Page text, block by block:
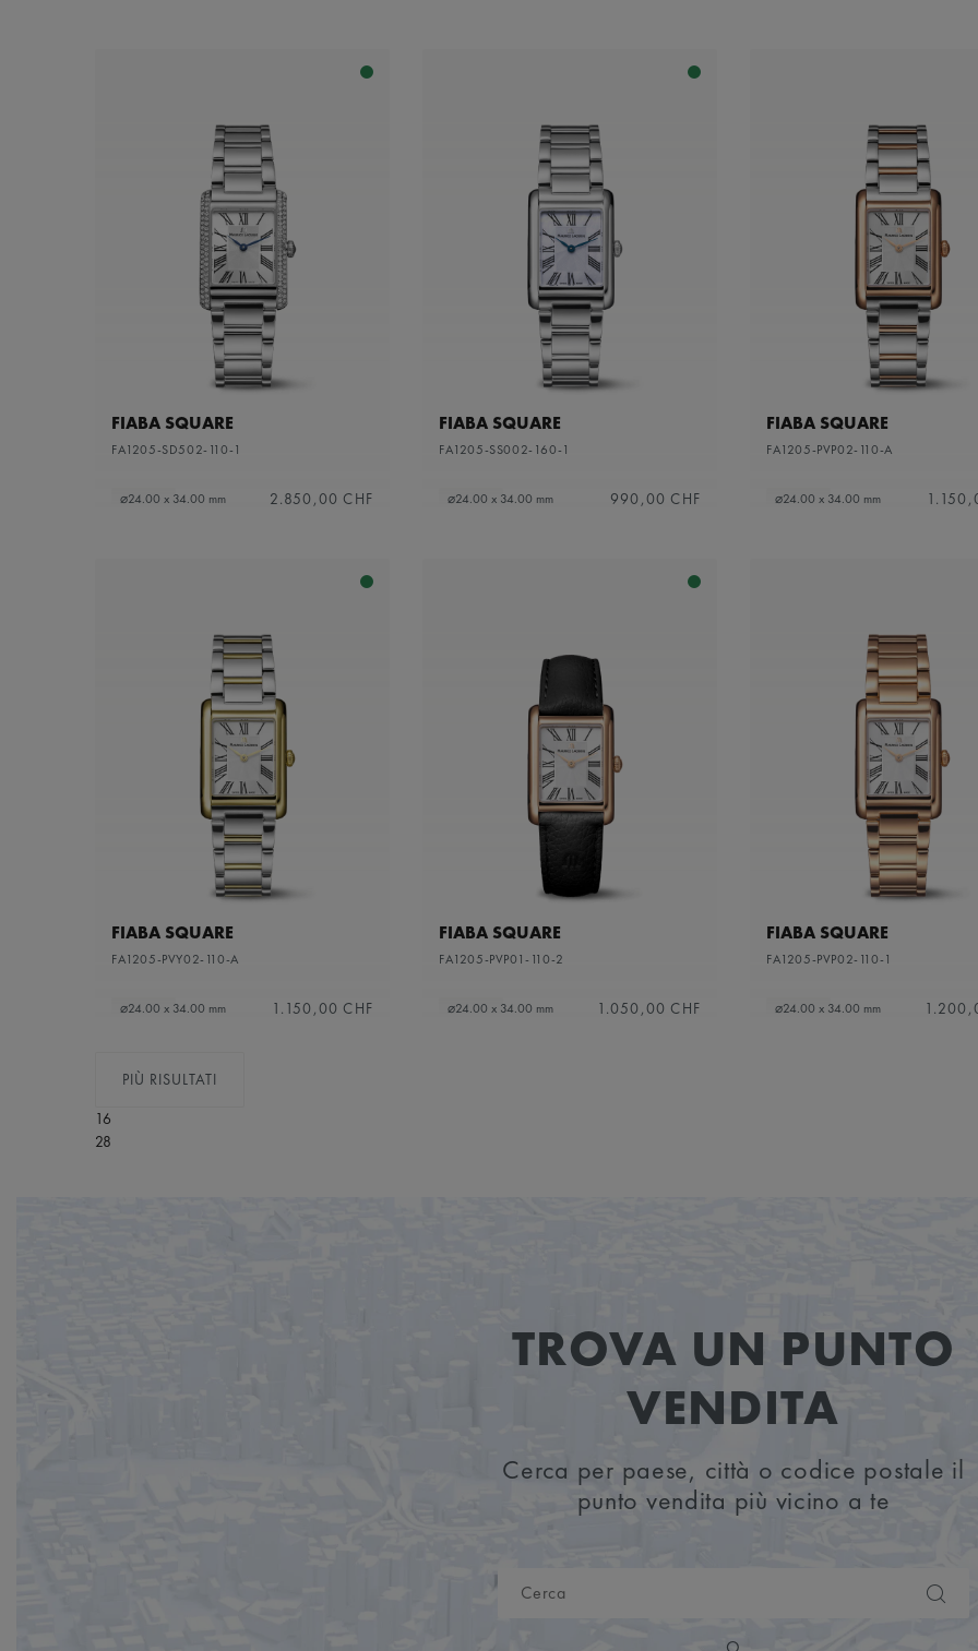
FIABA SQUARE
FA1205-SD502-110-1
⌀24.00 x 34.00 mm 2.850,00 CHF
FIABA SQUARE
FA1205-SS002-160-1
⌀24.00 x 34.00 mm 990,00 CHF
FIABA SQUARE
FA1205-PVP02-110-A
⌀24.00 x 34.00 mm
FIABA SQUARE
FA1205-PVY02-110-A
⌀24.00 x 34.00 mm 1.150,00 CHF
FIABA SQUARE
FA1205-PVP01-110-2
⌀24.00 x 34.00 mm 1.050,00 CHF
FIABA SQUARE
FA1205-PVP02-110-1
⌀24.00 x 34.00 mm
PIÙ RISULTATI
16
28
TROVA UN PUNTO
VENDITA
Cerca per paese, città o codice postale il
punto vendita più vicino a te